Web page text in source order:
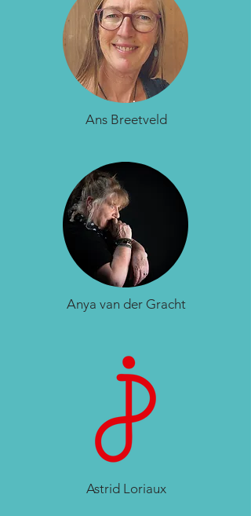
Ans Breetveld
Anya van der Gracht
Astrid Loriaux